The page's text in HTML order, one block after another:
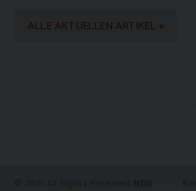
ALLE AKTUELLEN ARTIKEL »